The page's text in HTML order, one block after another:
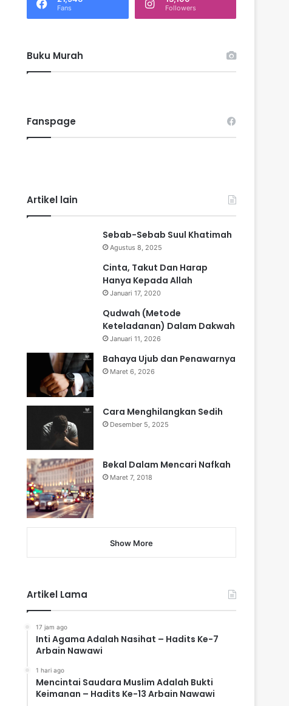
k
:
Fans Followers
Buku Murah
Fanspage
Artikel lain
Sebab-Sebab Suul Khatimah
Agustus 8, 2025
Cinta, Takut Dan Harap
Hanya Kepada Allah
Januari 17, 2020
Qudwah (Metode
Keteladanan) Dalam Dakwah
Januari 11, 2026
Bahaya Ujub dan Penawarnya
Maret 6, 2026
Cara Menghilangkan Sedih
Desember 5, 2025
Bekal Dalam Mencari Nafkah
Maret 7, 2018
Show More
Artikel Lama
17 jam ago
Inti Agama Adalah Nasihat – Hadits Ke-7
Arbain Nawawi
1 hari ago
Mencintai Saudara Muslim Adalah Bukti
Keimanan – Hadits Ke-13 Arbain Nawawi